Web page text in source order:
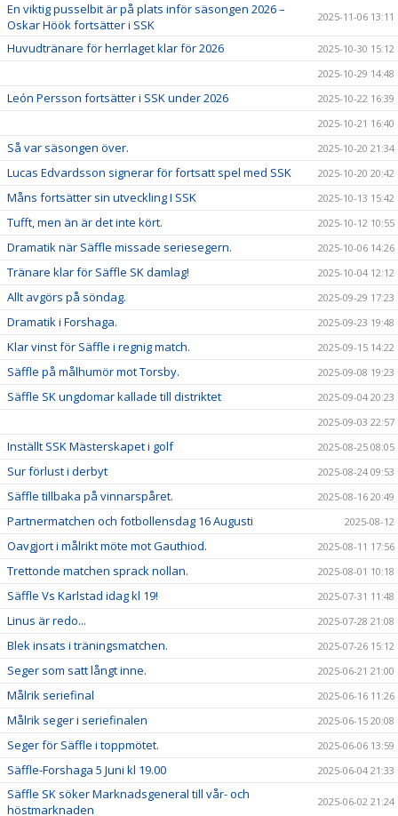
En viktig pusselbit är på plats inför säsongen 2026 –
Oskar Höök fortsätter i SSK
2025-11-06 13:11
Huvudtränare för herrlaget klar för 2026
2025-10-30 15:12
2025-10-29 14:48
León Persson fortsätter i SSK under 2026
2025-10-22 16:39
2025-10-21 16:40
Så var säsongen över. 2025-10-20 21:34
Lucas Edvardsson signerar för fortsatt spel med SSK 2025-10-20 20:42
Måns fortsätter sin utveckling I SSK 2025-10-13 15:42
Tufft, men än är det inte kört. 2025-10-12 10:55
Dramatik när Säffle missade seriesegern. 2025-10-06 14:26
Tränare klar för Säffle SK damlag! 2025-10-04 12:12
Allt avgörs på söndag. 2025-09-29 17:23
Dramatik i Forshaga. 2025-09-23 19:48
Klar vinst för Säffle i regnig match. 2025-09-15 14:22
Säffle på målhumör mot Torsby. 2025-09-08 19:23
Säffle SK ungdomar kallade till distriktet
2025-09-04 20:23
2025-09-03 22:57
Inställt SSK Mästerskapet i golf 2025-08-25 08:05
Sur förlust i derbyt 2025-08-24 09:53
Säffle tillbaka på vinnarspåret. 2025-08-16 20:49
Partnermatchen och fotbollensdag 16 Augusti 2025-08-12
Oavgjort i målrikt möte mot Gauthiod. 2025-08-11 17:56
Trettonde matchen sprack nollan. 2025-08-01 10:18
Säffle Vs Karlstad idag kl 19! 2025-07-31 11:48
Linus är redo... 2025-07-28 21:08
Blek insats i träningsmatchen. 2025-07-26 15:12
Seger som satt långt inne. 2025-06-21 21:00
Målrik seriefinal 2025-06-16 11:26
Målrik seger i seriefinalen 2025-06-15 20:08
Seger för Säffle i toppmötet. 2025-06-06 13:59
Säffle-Forshaga 5 Juni kl 19.00 2025-06-04 21:33
Säffle SK söker Marknadsgeneral till vår- och
höstmarknaden
2025-06-02 21:24